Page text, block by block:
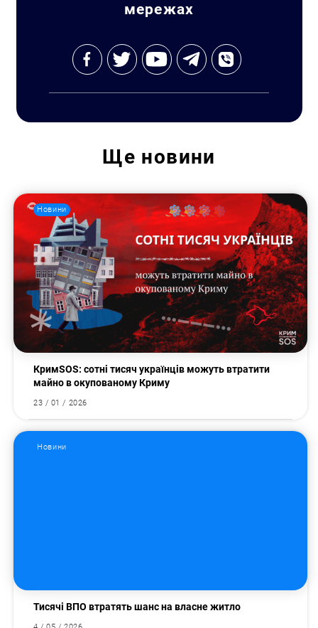
Пошук за запитом:
мережах
Ще новини
Новини
КримSOS: сотні тисяч українців можуть втратити
майно в окупованому Криму
23 / 01 / 2026
Новини
Тисячі ВПО втратять шанс на власне житло